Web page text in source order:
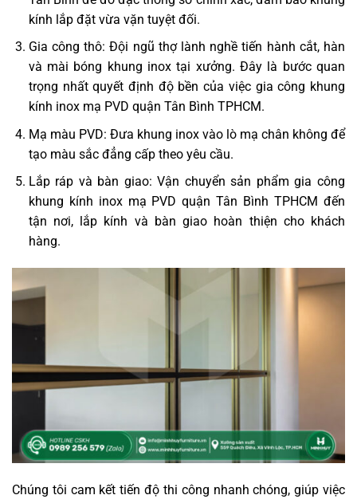
kính lắp đặt vừa vặn tuyệt đối.
Gia công thô: Đội ngũ thợ lành nghề tiến hành cắt, hàn
và mài bóng khung inox tại xưởng. Đây là bước quan
trọng nhất quyết định độ bền của việc gia công khung
kính inox mạ PVD quận Tân Bình TPHCM.
Mạ màu PVD: Đưa khung inox vào lò mạ chân không để
tạo màu sắc đẳng cấp theo yêu cầu.
Lắp ráp và bàn giao: Vận chuyển sản phẩm gia công
khung kính inox mạ PVD quận Tân Bình TPHCM đến
tận nơi, lắp kính và bàn giao hoàn thiện cho khách
hàng.
Chúng tôi cam kết tiến độ thi công nhanh chóng, giúp việc